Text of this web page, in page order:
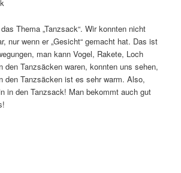
Thema „Tanzsack“. Wir konnten nicht
nur wenn er „Gesicht“ gemacht hat. Das ist
man kann Vogel, Rakete, Loch
den Tanzsäcken waren, konnten uns sehen,
den Tanzsäcken ist es sehr warm. Also,
in den Tanzsack! Man bekommt auch gut